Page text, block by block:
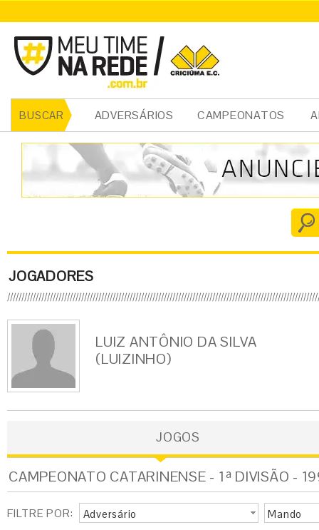
BUSCAR ADVERSÁRIOS CAMPEONATOS
JOGADORES
LUIZ ANTÔNIO DA SILVA
(LUIZINHO)
JOGOS
CAMPEONATO CATARINENSE - 1ª DIVISÃO -
FILTRE POR: Adversário Mando